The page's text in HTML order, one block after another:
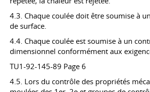
4.3. Chaque coulée doit être soumise à
de surface.
4.4. Chaque coulée est soumise à un
dimensionnel conformément aux
TU1-92-145-89 Page 6
4.5. Lors du contrôle des propriétés